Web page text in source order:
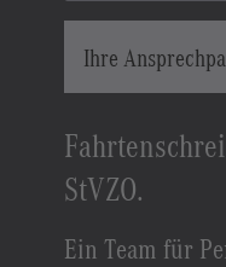
Ihre
StVZO.
Ein Team für